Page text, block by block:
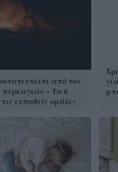
από τον
– Τα 6
ευπαθείς ομάδες